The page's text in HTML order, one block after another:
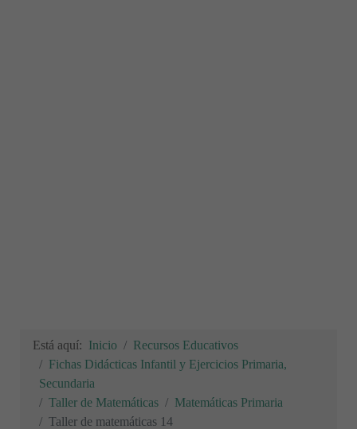
Está aquí: Inicio
Recursos Educativos
Fichas Didácticas Infantil y Ejercicios Primaria,
Secundaria
Taller de Matemáticas
Matemáticas Primaria
Taller de matemáticas 14